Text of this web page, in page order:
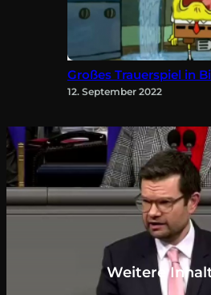
Großes Trauerspiel in
12. September 2022
Weitere